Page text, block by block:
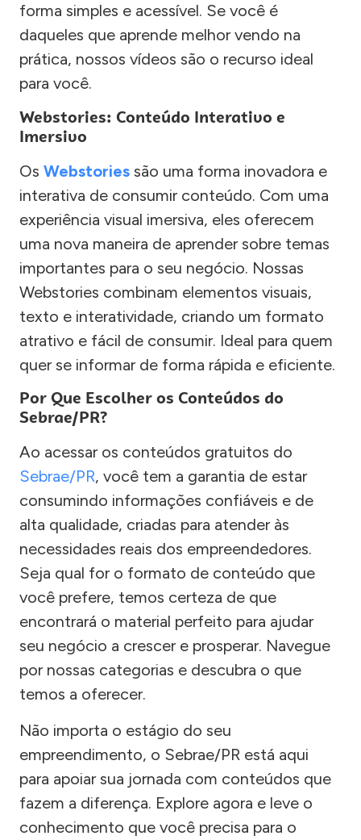
forma simples e acessível. Se você é
daqueles que aprende melhor vendo na
prática, nossos vídeos são o recurso ideal
para você.
Webstories: Conteúdo Interativo e
Imersivo
Os Webstories são uma forma inovadora e
interativa de consumir conteúdo. Com uma
experiência visual imersiva, eles oferecem
uma nova maneira de aprender sobre temas
importantes para o seu negócio. Nossas
Webstories combinam elementos visuais,
texto e interatividade, criando um formato
atrativo e fácil de consumir. Ideal para quem
quer se informar de forma rápida e eficiente.
Por Que Escolher os Conteúdos do
Sebrae/PR?
Ao acessar os conteúdos gratuitos do
Sebrae/PR, você tem a garantia de estar
consumindo informações confiáveis e de
alta qualidade, criadas para atender às
necessidades reais dos empreendedores.
Seja qual for o formato de conteúdo que
você prefere, temos certeza de que
encontrará o material perfeito para ajudar
seu negócio a crescer e prosperar. Navegue
por nossas categorias e descubra o que
temos a oferecer.
Não importa o estágio do seu
empreendimento, o Sebrae/PR está aqui
para apoiar sua jornada com conteúdos que
fazem a diferença. Explore agora e leve o
conhecimento que você precisa para o